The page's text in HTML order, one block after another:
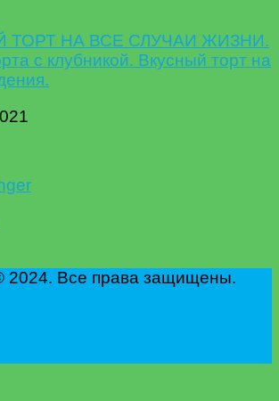
ТОРТ НА ВСЕ СЛУЧАИ ЖИЗНИ.
с клубникой. Вкусный торт на
2024. Все права защищены.